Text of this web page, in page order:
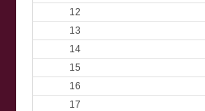
12
13
14
15
16
17